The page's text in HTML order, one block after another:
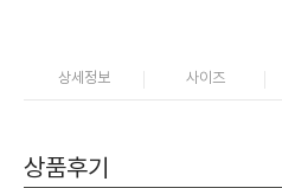
상세정보 사이즈
상품후기